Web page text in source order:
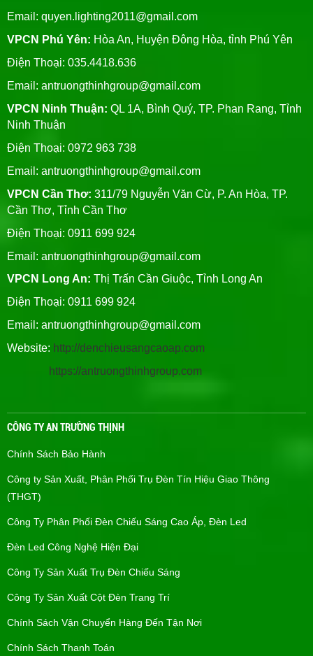
Email: quyen.lighting2011@gmail.com
VPCN Phú Yên: Hòa An, Huyện Đông Hòa, tỉnh Phú Yên
Điện Thoại: 035.4418.636
Email: antruongthinhgroup@gmail.com
VPCN Ninh Thuận: QL 1A, Bình Quý, TP. Phan Rang, Tỉnh
Ninh Thuận
Điện Thoại: 0972 963 738
Email: antruongthinhgroup@gmail.com
VPCN Cần Thơ: 311/79 Nguyễn Văn Cừ, P. An Hòa, TP.
Cần Thơ, Tỉnh Cần Thơ
Điện Thoại: 0911 699 924
Email: antruongthinhgroup@gmail.com
VPCN Long An: Thị Trấn Cần Giuộc, Tỉnh Long An
Điện Thoại: 0911 699 924
Email: antruongthinhgroup@gmail.com
Website: http://denchieusangcaoap.com
https://antruongthinhgroup.com
CÔNG TY AN TRƯỜNG THỊNH
Chính Sách Bảo Hành
Công ty Sản Xuất, Phân Phối Trụ Đèn Tín Hiệu Giao Thông
(THGT)
Công Ty Phân Phối Đèn Chiếu Sáng Cao Áp, Đèn Led
Đèn Led Công Nghệ Hiện Đại
Công Ty Sản Xuất Trụ Đèn Chiếu Sáng
Công Ty Sản Xuất Cột Đèn Trang Trí
Chính Sách Vận Chuyển Hàng Đến Tận Nơi
Chính Sách Thanh Toán